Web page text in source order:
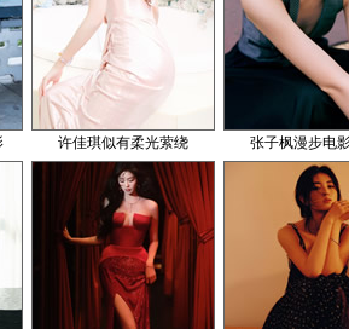
许佳琪似有柔光萦绕 张子枫漫步电